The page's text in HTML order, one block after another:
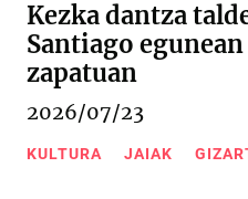
Kezka dantza
Santiago
zapatuan
2026/07/23
KULTURA JAIAK